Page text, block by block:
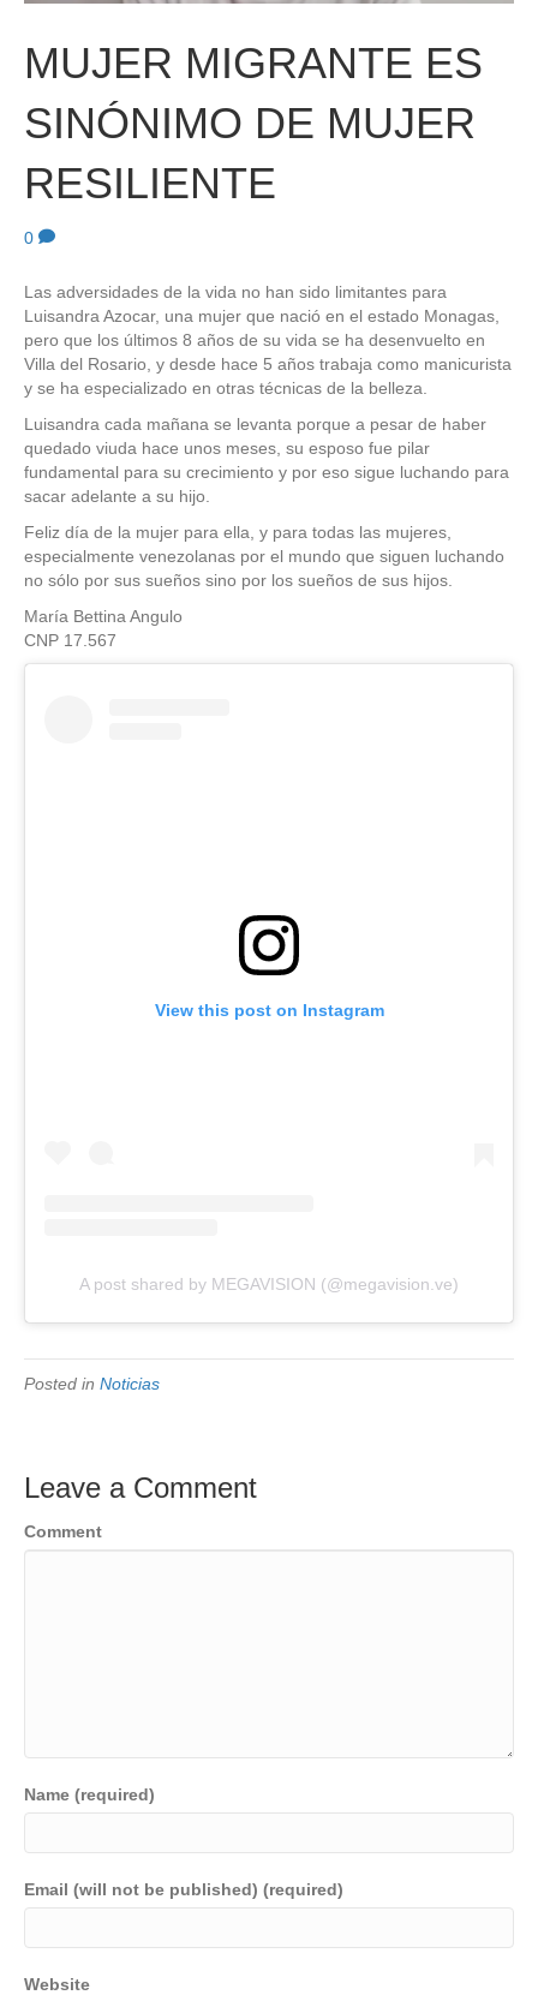
MUJER MIGRANTE ES
SINÓNIMO DE MUJER
RESILIENTE
0
Las adversidades de la vida no han sido limitantes para
Luisandra Azocar, una mujer que nació en el estado Monagas,
pero que los últimos 8 años de su vida se ha desenvuelto en
Villa del Rosario, y desde hace 5 años trabaja como manicurista
y se ha especializado en otras técnicas de la belleza.
Luisandra cada mañana se levanta porque a pesar de haber
quedado viuda hace unos meses, su esposo fue pilar
fundamental para su crecimiento y por eso sigue luchando para
sacar adelante a su hijo.
Feliz día de la mujer para ella, y para todas las mujeres,
especialmente venezolanas por el mundo que siguen luchando
no sólo por sus sueños sino por los sueños de sus hijos.
María Bettina Angulo
CNP 17.567
View this post on Instagram
A post shared by MEGAVISION (@megavision.ve)
Posted in Noticias
Leave a Comment
Comment
Name (required)
Email (will not be published) (required)
Website